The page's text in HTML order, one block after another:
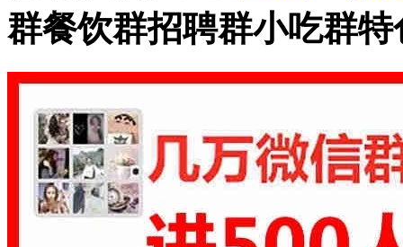
群餐饮群招聘群小吃群